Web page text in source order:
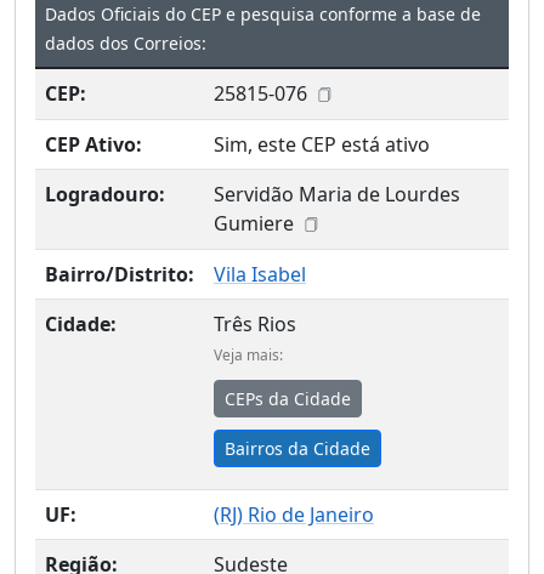
Dados Oficiais do CEP e pesquisa conforme a base de
dados dos Correios:
CEP:
25815-076
CEP Ativo:
Sim, este CEP está ativo
Logradouro:
Servidão Maria de Lourdes
Gumiere
Bairro/Distrito:
Vila Isabel
Cidade:
Três Rios
Veja mais:
CEPs da Cidade
Bairros da Cidade
UF: (RJ) Rio de Janeiro
Região:
Sudeste